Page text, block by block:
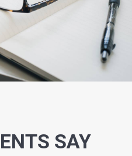
SAY